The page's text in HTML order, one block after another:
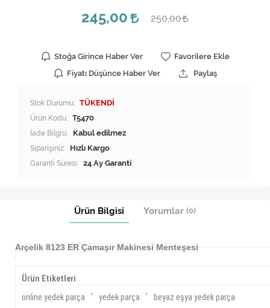
245,00
250,00
Stoğa Girince Haber Ver
Favorilere Ekle
Fiyatı Düşünce Haber Ver
Paylaş
Stok Durumu: TÜKENDİ
Ürün Kodu: T5470
İade Bilgisi:
Siparişiniz: Hızlı Kargo
Garanti Süresi: 24 Ay Garanti
Ürün Bilgisi Yorumlar (0)
Arçelik 8123 ER Çamaşır Makinesi Menteşesi
Ürün Etiketleri
online yedek parça
,
yedek parça
,
beyaz eşya yedek parça